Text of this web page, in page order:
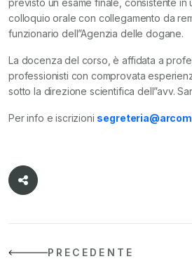
previsto un esame finale, consistente in
colloquio orale con collegamento da
funzionario dell”Agenzia delle dogane.
La docenza del corso, è affidata a
professionisti con comprovata
sotto la direzione scientifica dell”avv.
Per info e iscrizioni
PRECEDENTE